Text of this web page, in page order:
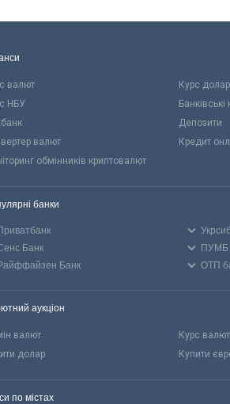
валют Курс
НБУ
Банківські
Депозити
валют
Кредит
обмінників криптовалют
банки
Банк
ПУМБ
Банк
ОТП
аукціон
валют Курс
долар
Купити
по містах